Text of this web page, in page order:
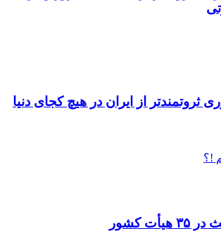
ثروتمندتر از ایران در هیچ کجای دنیا
!؟
کشور